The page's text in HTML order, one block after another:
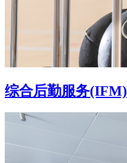
综合后勤服务(IFM)